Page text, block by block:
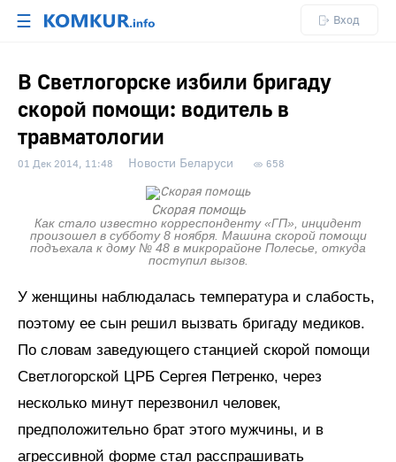
☰ Вход
В Светлогорске избили бригаду
скорой помощи: водитель в
травматологии
01 Дек 2014, 11:48 Новости Беларуси 658
Скорая помощь
Как стало известно корреспонденту «ГП», инцидент
произошел в субботу 8 ноября. Машина скорой помощи
подъехала к дому № 48 в микрорайоне Полесье, откуда
поступил вызов.
У женщины наблюдалась температура и слабость,
поэтому ее сын решил вызвать бригаду медиков.
По словам заведующего станцией скорой помощи
Светлогорской ЦРБ Сергея Петренко, через
несколько минут перезвонил человек,
предположительно брат этого мужчины, и в
агрессивной форме стал расспрашивать